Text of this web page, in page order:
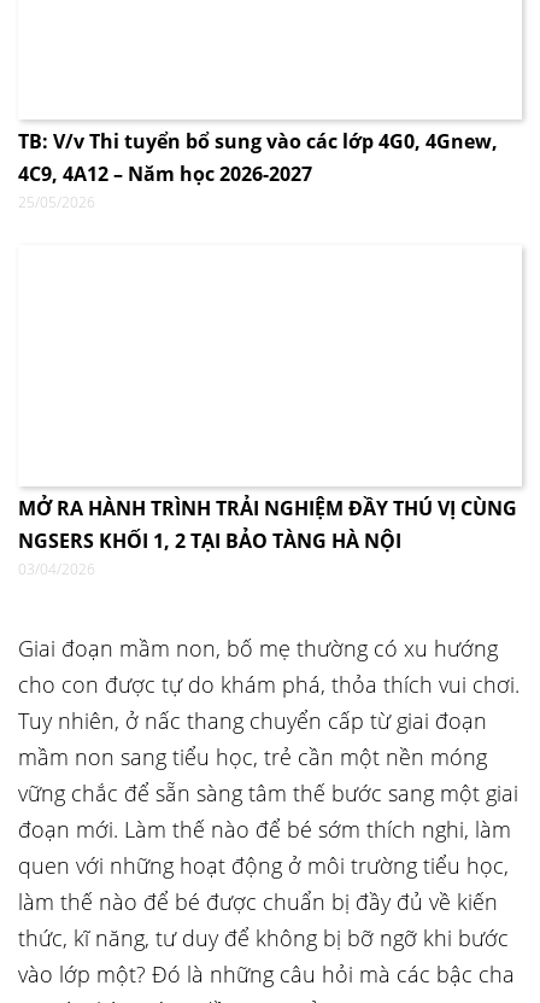
TB: V/v Thi tuyển bổ sung vào các lớp 4G0, 4Gnew,
4C9, 4A12 – Năm học 2026-2027
25/05/2026
MỞ RA HÀNH TRÌNH TRẢI NGHIỆM ĐẦY THÚ VỊ CÙNG
NGSERS KHỐI 1, 2 TẠI BẢO TÀNG HÀ NỘI
03/04/2026
Giai đoạn mầm non, bố mẹ thường có xu hướng
cho con được tự do khám phá, thỏa thích vui chơi.
Tuy nhiên, ở nấc thang chuyển cấp từ giai đoạn
mầm non sang tiểu học, trẻ cần một nền móng
vững chắc để sẵn sàng tâm thế bước sang một giai
đoạn mới. Làm thế nào để bé sớm thích nghi, làm
quen với những hoạt động ở môi trường tiểu học,
làm thế nào để bé được chuẩn bị đầy đủ về kiến
thức, kĩ năng, tư duy để không bị bỡ ngỡ khi bước
vào lớp một? Đó là những câu hỏi mà các bậc cha